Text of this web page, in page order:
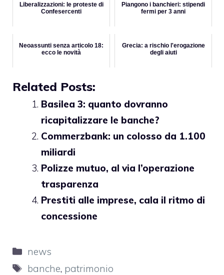
Liberalizzazioni: le proteste di
Confesercenti
Piangono i banchieri: stipendi
fermi per 3 anni
Neoassunti senza articolo 18:
ecco le novità
Grecia: a rischio l'erogazione
degli aiuti
Related Posts:
Basilea 3: quanto dovranno
ricapitalizzare le banche?
Commerzbank: un colosso da 1.100
miliardi
Polizze mutuo, al via l’operazione
trasparenza
Prestiti alle imprese, cala il ritmo di
concessione
Categorie
news
Tag
banche, patrimonio